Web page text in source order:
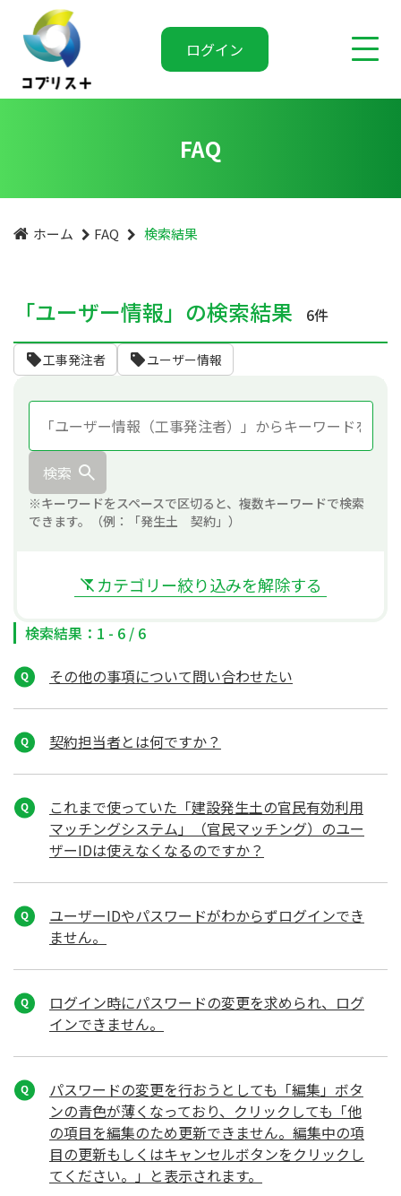
ログイン
FAQ
ホーム FAQ 検索結果
「ユーザー情報」の検索結果 6件
工事発注者 ユーザー情報
検索
※キーワードをスペースで区切ると、複数キーワードで検索
できます。（例：「発生土 契約」）
カテゴリー絞り込みを解除する
検索結果：1 - 6 / 6
その他の事項について問い合わせたい
契約担当者とは何ですか？
これまで使っていた「建設発生土の官民有効利用
マッチングシステム」（官民マッチング）のユー
ザーIDは使えなくなるのですか？
ユーザーIDやパスワードがわからずログインでき
ません。
ログイン時にパスワードの変更を求められ、ログ
インできません。
パスワードの変更を行おうとしても「編集」ボタ
ンの青色が薄くなっており、クリックしても「他
の項目を編集のため更新できません。編集中の項
目の更新もしくはキャンセルボタンをクリックし
てください。」と表示されます。